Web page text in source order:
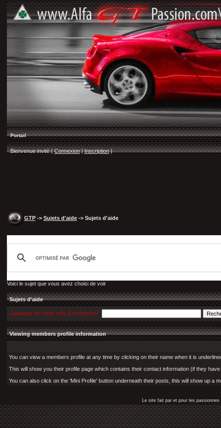
Portail
Bienvenue invité ( Connexion |Inscription)
GTP -> Sujets d'aide -> Sujets d'aide
Voici le sujet que vous avez choisi de voir
Sujets d'aide
Saisissez les mots clés à rechercher
Viewing members profile information
You can view a members profile at any time by clicking on their name when it is
This will show you their profile page which contains their contact information (if they
You can also click on the 'Mini Profile' button underneath their posts, this will show up
Le site fait par et pour les